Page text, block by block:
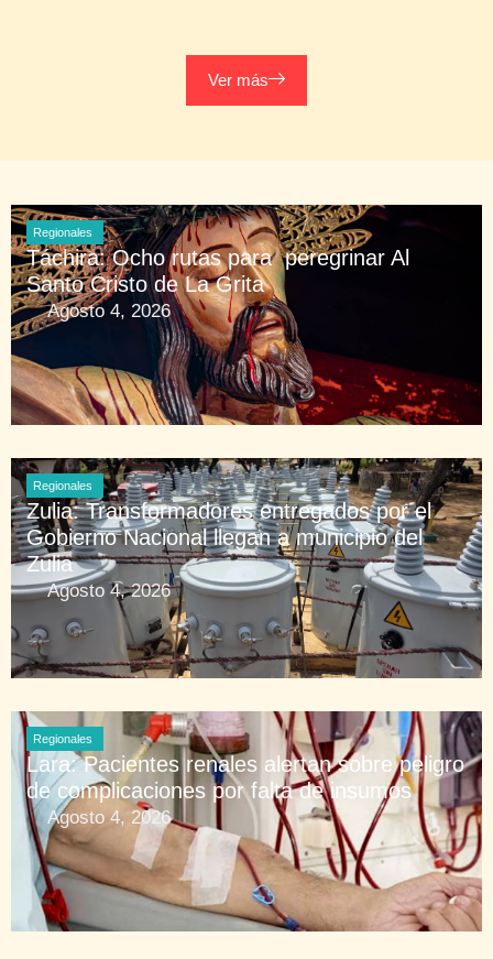
Ver más
Regionales
Táchira: Ocho rutas para peregrinar Al
Santo Cristo de La Grita
Agosto 4, 2026
Regionales
Zulia: Transformadores entregados por el
Gobierno Nacional llegan a municipio del
Zulia
Agosto 4, 2026
Regionales
Lara: Pacientes renales alertan sobre peligro
de complicaciones por falta de insumos
Agosto 4, 2026